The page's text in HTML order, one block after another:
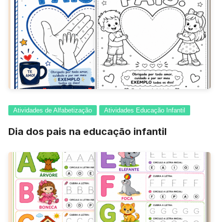
Atividades de Alfabetização Atividades Educação Infantil
Dia dos pais na educação infantil